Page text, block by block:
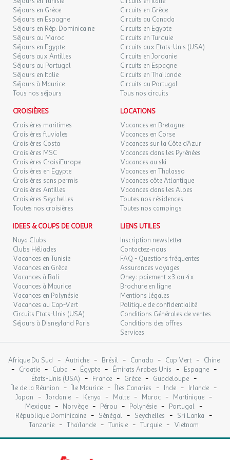
travaux de maintenance en vigueur lors de votre séjour.
Plans d'eau
Mer
Accès direct : Accès direct
Baignade autorisée : Baignade autorisée
Type de plage : plage de sable
Sports & Loisirs
Aire de fitness extérieure
Dates d'ouverture : Ouvert toute la saison
Prix : Payant
Tennis de table
Dates d'ouverture : Ouvert toute la saison
Prix : Gratuit
Pétanque
Dates d'ouverture : Ouvert toute la saison
Prix : Gratuit
Dates d'ouverture : Ouvert toute la saison
Jeux :
Aire de jeux pour enfants
Dates d'ouverture : Ouvert toute la saison
Prix : Gratuit
Infos supplémentaires sports et loisirs :Activités à disposition :
l'incontournable terrain de pétanque, rénové pour cette saison
ou de football (prêt de ballon) ou terrain de tennis. Les plus petits
peuvent retrouver leurs copains sur l'aire de jeux avec toboggan.
Certaines activités peuvent être ponctuellement indisponibles, en
fonction de la météo et des conditions sanitaires officielles en
vigueur lors de votre séjour. À proximité Proximité plage : Accès
direct à la plage du Bile - Plage non surveillée (chiens interdits en
juillet/août) - Baignade possible selon marées Centres-villes
km Vannes à 52,5 km Lorient à 73 km Borne de recharge pour
Séjours en Grèce
Séjours en Espagne
Séjours en Rép. Dominicaine
Séjours au Maroc
Séjours en Egypte
Séjours aux Antilles
Séjours au Portugal
Séjours en Italie
Séjours à Maurice
Tous nos séjours
Circuits en Grèce
Circuits au Canada
Circuits en Egypte
Circuits en Turquie
Circuits aux Etats-Unis (USA)
Circuits en Jordanie
Circuits en Espagne
Circuits en Thaïlande
Circuits au Portugal
Tous nos circuits
CROISIÈRES
Croisières maritimes
Croisières fluviales
Croisières Costa
Croisières MSC
Croisières CroisiEurope
Croisières en Egypte
Croisières sans permis
Croisières Antilles
Croisières Seychelles
Toutes nos croisières
LOCATIONS
Vacances en Bretagne
Vacances en Corse
Vacances sur la Côte d'Azur
Vacances dans les Pyrénées
Vacances au ski
Vacances en Thalasso
Vacances côte Atlantique
Vacances dans les Alpes
Toutes nos résidences
Toutes nos campings
IDEES & COUPS DE COEUR
Naya Clubs
Clubs Héliades
Vacances en Tunisie
Vacances en Grèce
Vacances à Bali
Vacances à Maurice
Vacances en Polynésie
Vacances au Cap-Vert
Circuits Etats-Unis (USA)
Séjours à Disneyland Paris
LIENS UTILES
Inscription newsletter
Contactez-nous
FAQ - Questions fréquentes
Assurances voyages
Oney : paiement x3 ou 4x
Brochure en ligne
Mentions légales
Politique de confidentialité
Conditions Générales de ventes
Conditions des offres
Services
Afrique Du Sud - Autriche - Brésil - Canada - Cap Vert - Chine
- Croatie - Cuba - Égypte - Émirats Arabes Unis - Espagne -
États-Unis (USA) - France - Grèce - Guadeloupe -
Île de la Réunion - Île Maurice - Îles Canaries - Inde - Irlande -
Japon - Jordanie - Kenya - Malte - Maroc - Martinique -
Mexique - Norvège - Pérou - Polynésie - Portugal -
République Dominicaine - Sénégal - Seychelles - Sri Lanka -
Tanzanie - Thaïlande - Tunisie - Turquie - Vietnam